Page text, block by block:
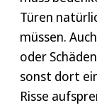
Türen
müssen.
oder
sonst dort
Risse